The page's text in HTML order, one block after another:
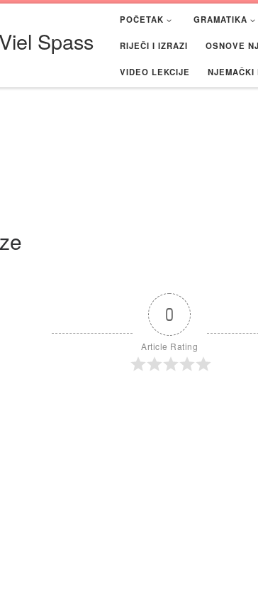
Spass
POČETAK GRAMATIKA
RIJEČI I IZRAZI OSNOVE
VIDEO LEKCIJE NJEMAČKI
0
Article Rating